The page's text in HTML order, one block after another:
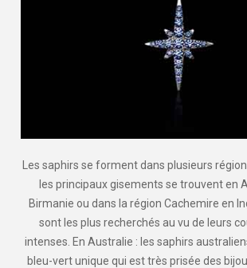
Les saphirs se forment dans plusieurs
les principaux gisements se trouvent en
Birmanie ou dans la région Cachemire en
sont les plus recherchés au vu de leurs
intenses. En Australie : les saphirs
bleu-vert unique qui est très prisée des